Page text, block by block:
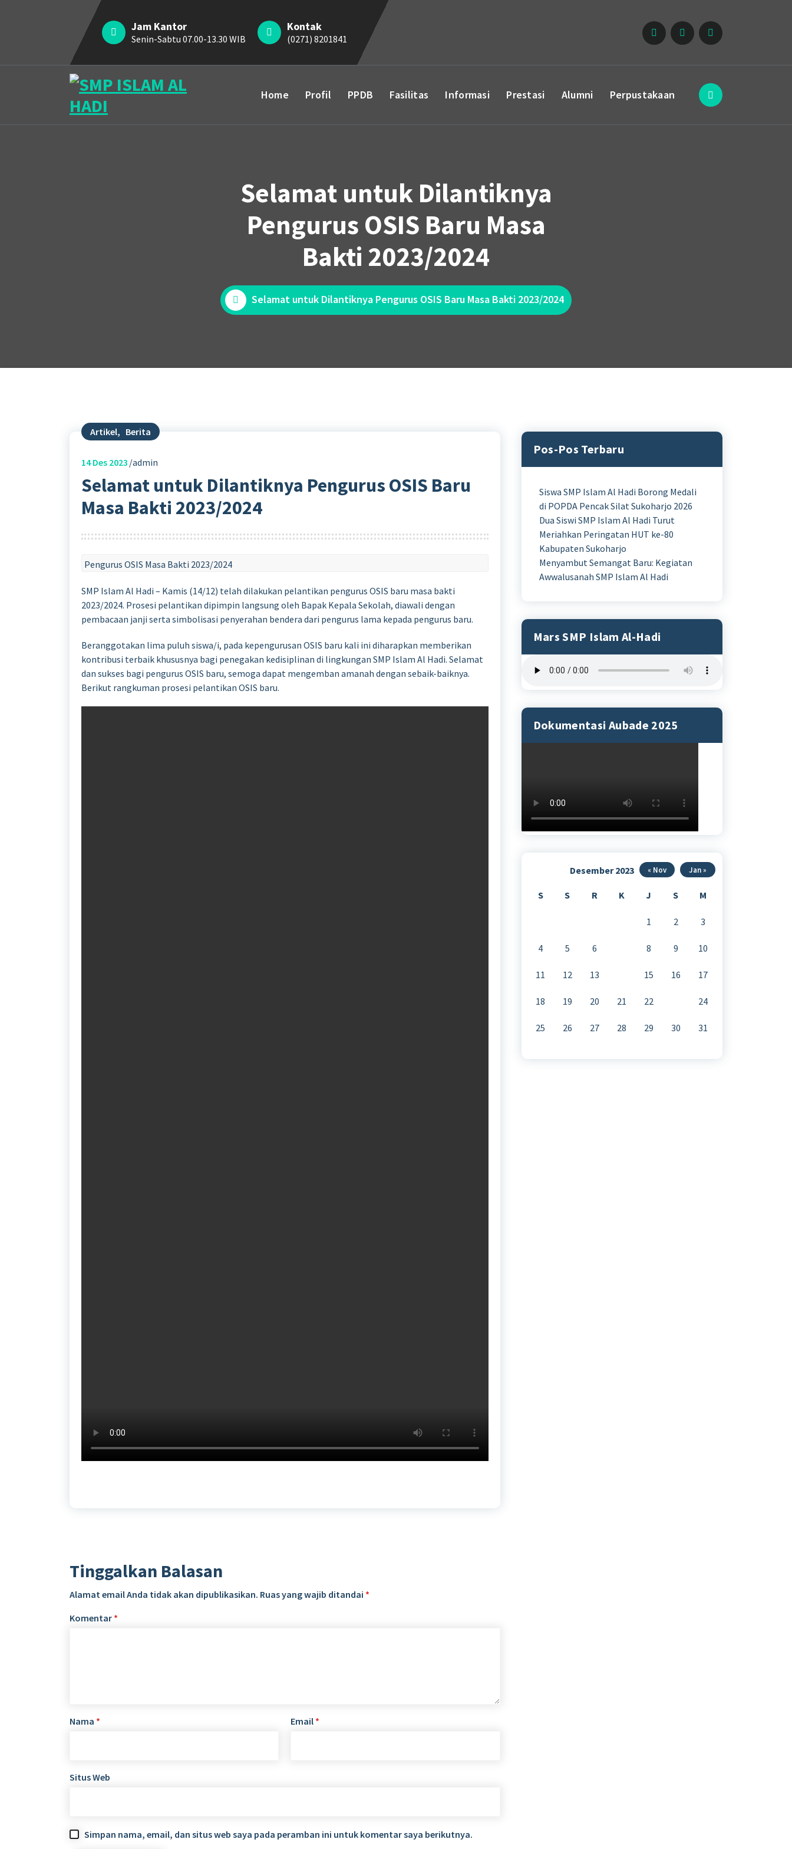
Jam Kantor
Senin-Sabtu 07.00-13.30 WIB
Kontak
(0271) 8201841
Home Profil PPDB Fasilitas Informasi Prestasi Alumni Perpustakaan
Selamat untuk Dilantiknya
Pengurus OSIS Baru Masa
Bakti 2023/2024
Selamat untuk Dilantiknya Pengurus OSIS Baru Masa Bakti 2023/2024
Artikel, Berita
14Des 2023 admin
Selamat untuk Dilantiknya Pengurus OSIS Baru
Masa Bakti 2023/2024
Pengurus OSIS Masa Bakti 2023/2024
SMP Islam Al Hadi – Kamis (14/12) telah dilakukan pelantikan pengurus OSIS baru masa bakti
2023/2024. Prosesi pelantikan dipimpin langsung oleh Bapak Kepala Sekolah, diawali dengan
pembacaan janji serta simbolisasi penyerahan bendera dari pengurus lama kepada pengurus baru.
Beranggotakan lima puluh siswa/i, pada kepengurusan OSIS baru kali ini diharapkan memberikan
kontribusi terbaik khususnya bagi penegakan kedisiplinan di lingkungan SMP Islam Al Hadi. Selamat
dan sukses bagi pengurus OSIS baru, semoga dapat mengemban amanah dengan sebaik-baiknya.
Berikut rangkuman prosesi pelantikan OSIS baru.
Tinggalkan Balasan
Alamat email Anda tidak akan dipublikasikan. Ruas yang wajib ditandai *
Komentar *
Nama * Email *
Situs Web
Simpan nama, email, dan situs web saya pada peramban ini untuk komentar saya berikutnya.
Pos-Pos Terbaru
Siswa SMP Islam Al Hadi Borong Medali
di POPDA Pencak Silat Sukoharjo 2026
Dua Siswi SMP Islam Al Hadi Turut
Meriahkan Peringatan HUT ke-80
Kabupaten Sukoharjo
Menyambut Semangat Baru: Kegiatan
Awwalusanah SMP Islam Al Hadi
Mars SMP Islam Al-Hadi
Dokumentasi Aubade 2025
Desember 2023
S S R K J S M
1 2 3
4 5 6 8 9 10
11 12 13 15 16 17
18 19 20 21 22 24
25 26 27 28 29 30 31
« Nov Jan »